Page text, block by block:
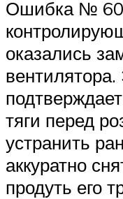
Ошибка №
оказались
тяги перед
устранить
аккуратно
продуть его